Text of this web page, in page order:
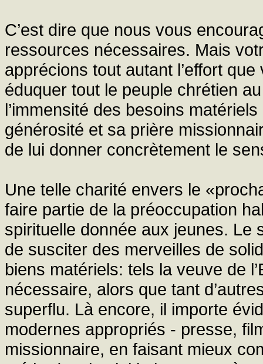
C’est dire que nous vous
ressources nécessaires. Mais
apprécions tout autant l’effort
éduquer tout le peuple chrétien
l’immensité des besoins
générosité et sa prière
de lui donner concrètement le
Une telle charité envers le
faire partie de la préoccupation
spirituelle donnée aux jeunes. Le
de susciter des merveilles de
biens matériels: tels la veuve de
nécessaire, alors que tant
superflu. Là encore, il importe
modernes appropriés - presse,
missionnaire, en faisant mieux